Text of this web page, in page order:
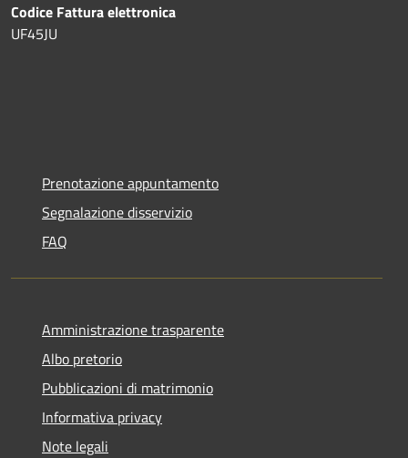
Codice Fattura elettronica
UF45JU
Prenotazione appuntamento
Segnalazione disservizio
FAQ
Amministrazione trasparente
Albo pretorio
Pubblicazioni di matrimonio
Informativa privacy
Note legali